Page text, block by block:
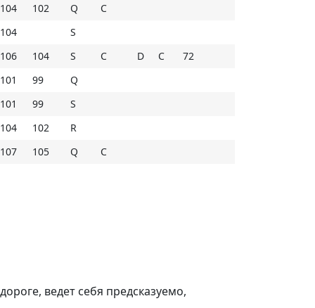
104 102 Q
C
104
S
106 104 S C D C
72
101 99
Q
101 99
S
104 102
R
107 105 Q C
ведет себя предсказуемо,